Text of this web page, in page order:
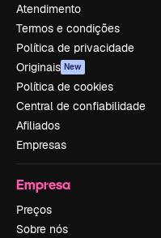
Atendimento
Termos e condições
Política de privacidade
Originais New
Política de cookies
Central de confiabilidade
Afiliados
Empresas
Empresa
Preços
Sobre nós